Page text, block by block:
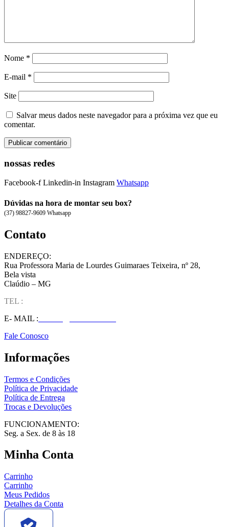
Nome *
E-mail *
Site
Salvar meus dados neste navegador para a próxima vez que eu
comentar.
nossas redes
Facebook-f Linkedin-in Instagram Whatsapp
Dúvidas na hora de montar seu box?
(37) 98827-9609 Whatsapp
Contato
ENDEREÇO:
Rua Professora Maria de Lourdes Guimaraes Teixeira, nº 28,
Bela vista
Claúdio – MG
TEL :
E- MAIL :
Fale Conosco
Informações
Termos e Condições
Política de Privacidade
Política de Entrega
Trocas e Devoluções
FUNCIONAMENTO:
Seg. a Sex. de 8 às 18
Minha Conta
Carrinho
Carrinho
Meus Pedidos
Detalhes da Conta